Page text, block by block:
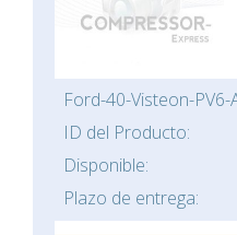
Ford-40-Visteon-PV6-
ID del Producto:
Disponible:
Plazo de entrega: